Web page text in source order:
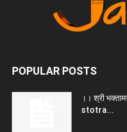
POPULAR POSTS
।। श्री
stotra...